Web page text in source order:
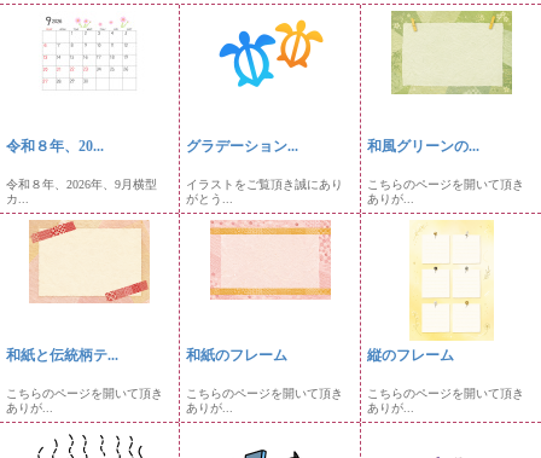
令和８年、20...
令和８年、2026年、9月横型
カ...
グラデーション...
イラストをご覧頂き誠にあり
がとう...
和風グリーンの...
こちらのページを開いて頂き
ありが...
和紙と伝統柄テ...
こちらのページを開いて頂き
ありが...
和紙のフレーム
こちらのページを開いて頂き
ありが...
縦のフレーム
こちらのページを開いて頂き
ありが...